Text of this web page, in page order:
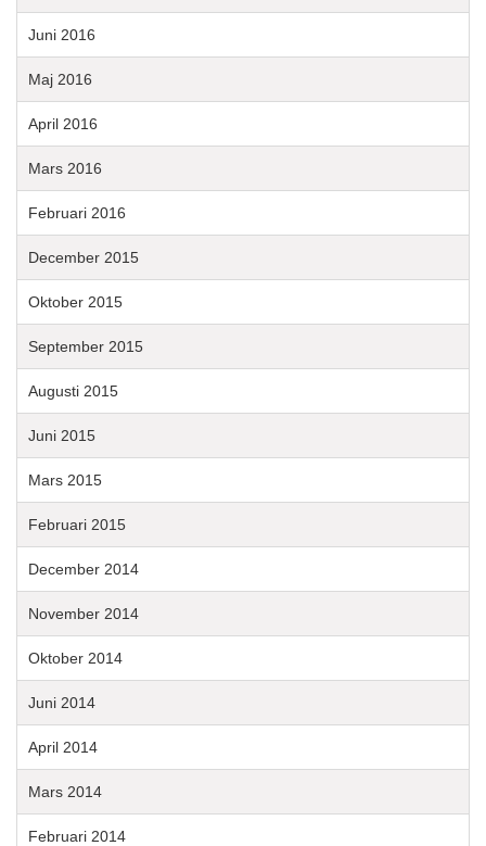
Juni 2016
Maj 2016
April 2016
Mars 2016
Februari 2016
December 2015
Oktober 2015
September 2015
Augusti 2015
Juni 2015
Mars 2015
Februari 2015
December 2014
November 2014
Oktober 2014
Juni 2014
April 2014
Mars 2014
Februari 2014